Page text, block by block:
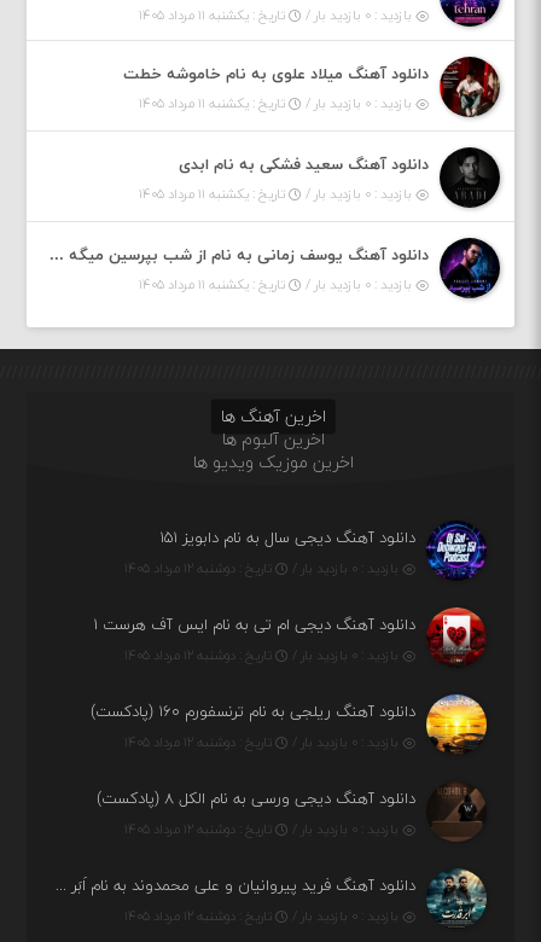
بازدید : ۰ بازدید بار / تاریخ : یکشنبه ۱۱ مرداد ۱۴۰۵
دانلود آهنگ میلاد علوی به نام خاموشه خطت
بازدید : ۰ بازدید بار / تاریخ : یکشنبه ۱۱ مرداد ۱۴۰۵
دانلود آهنگ سعید فشکی به نام ابدی
بازدید : ۰ بازدید بار / تاریخ : یکشنبه ۱۱ مرداد ۱۴۰۵
دانلود آهنگ یوسف زمانی به نام از شب بپرسین میگه چه روزگاری دارم
بازدید : ۰ بازدید بار / تاریخ : یکشنبه ۱۱ مرداد ۱۴۰۵
اخرین آهنگ ها
اخرین آلبوم ها
اخرین موزیک ویدیو ها
دانلود آهنگ دیجی سال به نام دابویز ۱۵۱
بازدید : ۰ بازدید بار / تاریخ : دوشنبه ۱۲ مرداد ۱۴۰۵
دانلود آهنگ دیجی ام تی به نام ایس آف هرست ۱
بازدید : ۰ بازدید بار / تاریخ : دوشنبه ۱۲ مرداد ۱۴۰۵
دانلود آهنگ ریلجی به نام ترنسفورم ۱۶۰ (پادکست)
بازدید : ۰ بازدید بار / تاریخ : دوشنبه ۱۲ مرداد ۱۴۰۵
دانلود آهنگ دیجی ورسی به نام الکل ۸ (پادکست)
بازدید : ۰ بازدید بار / تاریخ : دوشنبه ۱۲ مرداد ۱۴۰۵
دانلود آهنگ فرید پیروانیان و علی محمدوند به نام اَبَر قدرت
بازدید : ۰ بازدید بار / تاریخ : دوشنبه ۱۲ مرداد ۱۴۰۵